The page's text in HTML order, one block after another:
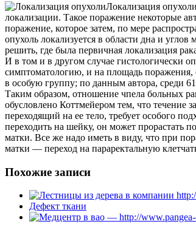
Локализация
локализации. Такое поражение некоторые
поражение, которое затем, по мере
опухоль локализуется в области дна и
решить, где была первичная локализация
И в том и в другом случае гистологически
симптоматологию, и на площадь
в особую группу; по данным автора, среди
Таким образом, отношение чпела больных
обусловлено Коттмейером тем, что течение
переходящий на ее тело, требует особого
переходить на шейку, он может прорастать
матки. Все же надо иметь в виду, что при
матки — переход на параректальную
Похожие записи
Дефект ткани